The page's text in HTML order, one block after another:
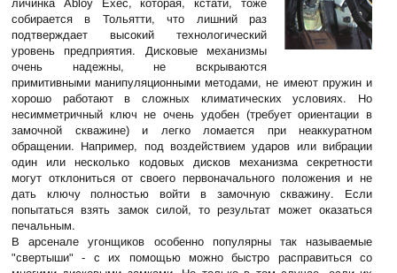
личинка Abloy Exec, которая, кстати, тоже
собирается в Тольятти, что лишний раз
подтверждает высокий технологический
уровень предприятия. Дисковые механизмы
очень надежны, не вскрываются
примитивными манипуляционными методами, не имеют пружин и
хорошо работают в сложных климатических условиях. Но
несимметричный ключ не очень удобен (требует ориентации в
замочной скважине) и легко ломается при неаккуратном
обращении. Например, под воздействием ударов или вибрации
один или несколько кодовых дисков механизма секретности
могут отклониться от своего первоначального положения и не
дать ключу полностью войти в замочную скважину. Если
попытаться взять замок силой, то результат может оказаться
печальным.
В арсенале угонщиков особенно популярны так называемые
"свертыши" - с их помощью можно быстро расправиться со